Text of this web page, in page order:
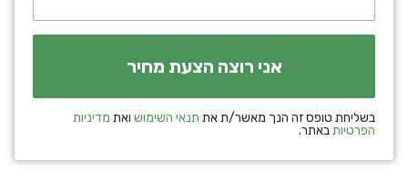
בשליחת טופס זה הנך מאשר/ת את תנאי השימוש ואת מדיניות
הפרטיותבאתר.